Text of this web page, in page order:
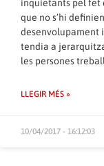
inquietants pel fet
que no s’hi
desenvolupament
tendia a
les persones
LLEGIR MÉS »
10/04/2017 - 16:12:03